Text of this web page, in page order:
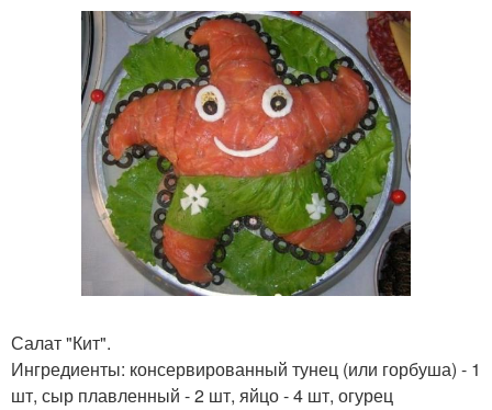
Салат "Кит".
Ингредиенты: консервированный тунец (или горбуша) - 1
шт, сыр плавленный - 2 шт, яйцо - 4 шт, огурец